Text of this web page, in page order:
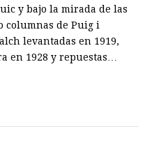
y bajo la mirada de las
columnas de Puig i
levantadas en 1919,
en 1928 y repuestas…